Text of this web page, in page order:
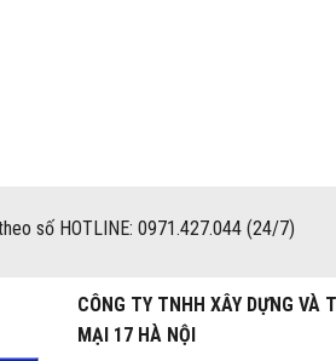
số HOTLINE: 0971.427.044 (24/7)
CÔNG TY TNHH XÂY DỰNG VÀ
MẠI 17 HÀ NỘI